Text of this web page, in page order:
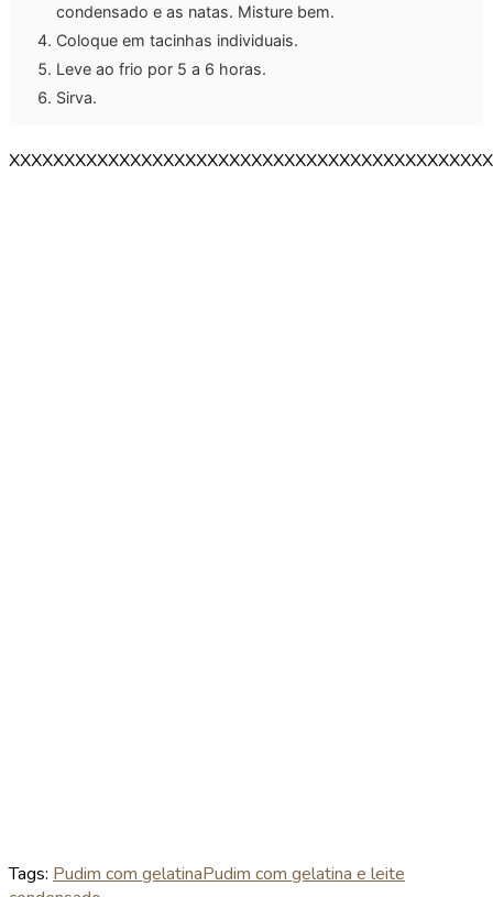
condensado e as natas. Misture bem.
Coloque em tacinhas individuais.
Leve ao frio por 5 a 6 horas.
Sirva.
Tags: Pudim com gelatinaPudim com gelatina e leite